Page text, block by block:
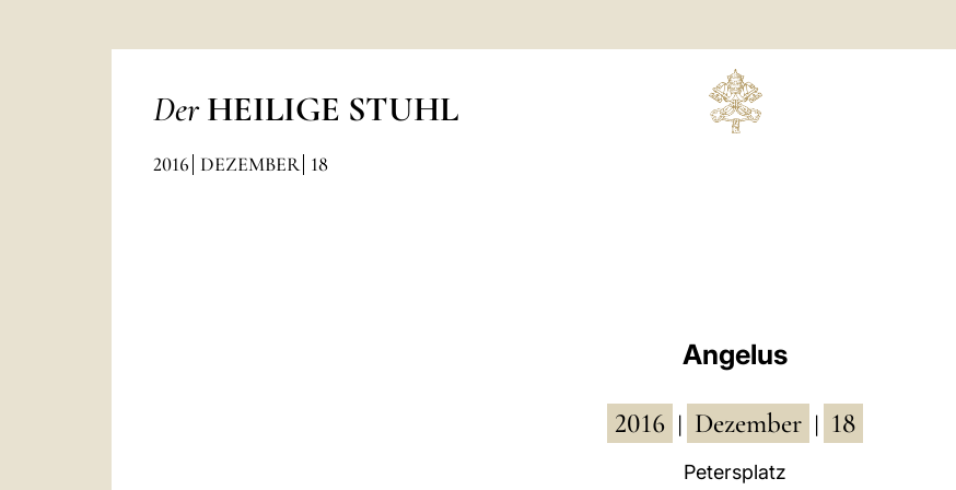
Der HEILIGE STUHL
2016 DEZEMBER 18
Angelus
2016 Dezember 18
Petersplatz